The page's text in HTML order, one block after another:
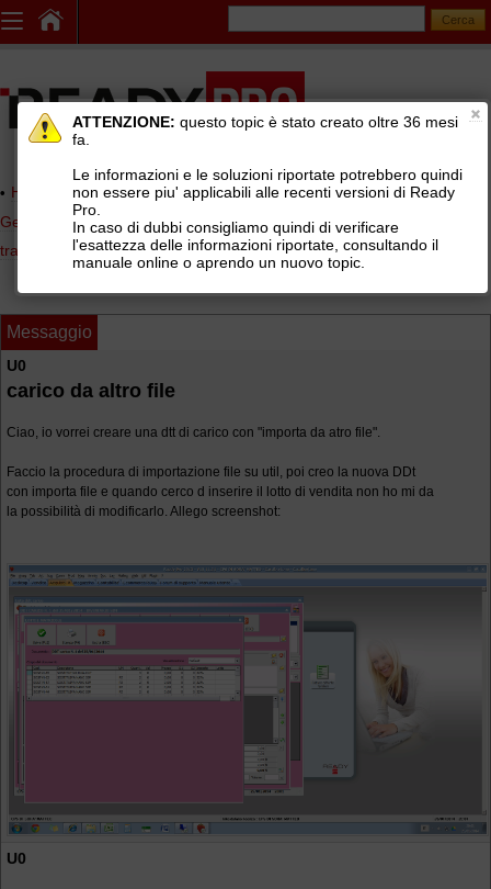
Home page> AREE DI SUPPORTO TECNICO GRATUITO>
Gestionale Ready Pro>Logistica, lotti e matricole, picking, corrieri e
tracking
Lotti, matricole e numeri di serie
Messaggio
U0
carico da altro file
Ciao, io vorrei creare una dtt di carico con "importa da atro file".
Faccio la procedura di importazione file su util, poi creo la nuova DDt
con importa file e quando cerco d inserire il lotto di vendita non ho mi da
la possibilità di modificarlo. Allego screenshot:
U0
ATTENZIONE: questo topic è stato creato oltre 36 mesi
fa.
Le informazioni e le soluzioni riportate potrebbero quindi
non essere piu' applicabili alle recenti versioni di Ready
Pro.
In caso di dubbi consigliamo quindi di verificare
l'esattezza delle informazioni riportate, consultando il
manuale online o aprendo un nuovo topic.